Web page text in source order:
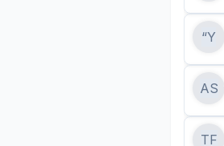
“Y
AS
TF